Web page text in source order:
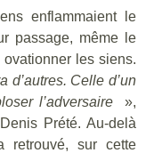
enflammaient le
passage, même le
les siens.
d’autres. Celle d’un
l’adversaire»,
Prété. Au-delà
retrouvé, sur cette